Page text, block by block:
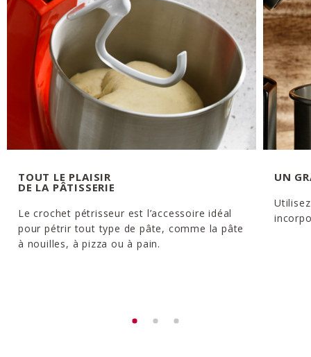
TOUT LE PLAISIR
DE LA PÂTISSERIE
Le crochet pétrisseur est l’accessoire idéal
pour pétrir tout type de pâte, comme la pâte
à nouilles, à pizza ou à pain.
UN